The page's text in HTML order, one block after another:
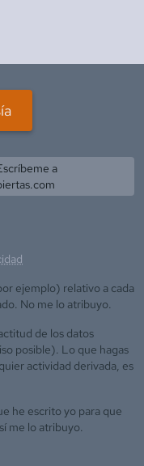
a
ejemplo) relativo a cada
No me lo atribuyo.
de los datos
posible). Lo que hagas
actividad derivada, es
he escrito yo para que
me lo atribuyo.